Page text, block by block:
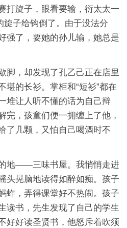
打旋子，眼看要输，衍太太一
旋子给钩倒了。由于没法分
强了，要她的孙儿输，她总是
脚，却发现了孔乙己正在店里
堪的长衫。掌柜和“短衫”都在
堆让人听不懂的话为自己辩
完，孩童们便一拥缠上了他，
了几颗，又怕自己喝酒时不
地——三味书屋。我悄悄走进
头晃脑地读得如醉如痴。孩子
蚱，弄得课堂好不热闹。孩子
读书，先生发现了自己的学生
好好读圣贤书，他怒斥着吹须